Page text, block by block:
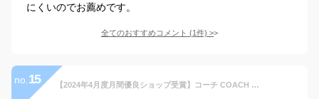
にくいのでお薦めです。
全てのおすすめコメント (1件) >
no. 15 【2024年4月度月間優良ショップ受賞】コーチ COACH バック ボディバッグ メンズ アウトレット PVCコーティングキャンバス×レザー バックパック 2999 QBOH0 チャコールデニム×チョーク コーチ COACH メンズ MMM